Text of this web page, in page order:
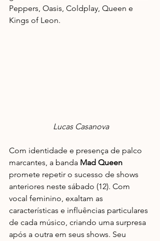
Peppers, Oasis, Coldplay, Queen e
Kings of Leon.
Lucas Casanova
Com identidade e presença de palco
marcantes, a banda Mad Queen
promete repetir o sucesso de shows
anteriores neste sábado (12). Com
vocal feminino, exaltam as
características e influências particulares
de cada músico, criando uma surpresa
após a outra em seus shows. Seu